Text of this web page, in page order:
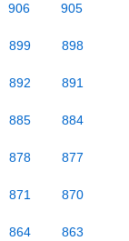
906 905
899 898
892 891
885 884
878 877
871 870
864 863